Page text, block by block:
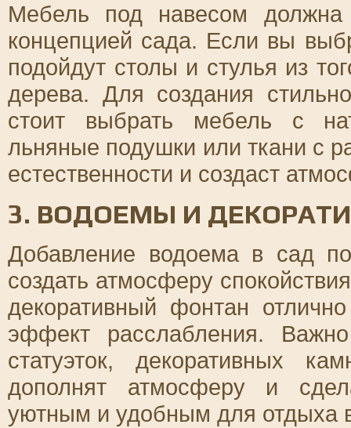
Мебель под навесом
концепцией сада. Если вы
подойдут столы и стулья из
дерева. Для создания
стоит выбрать мебель с
льняные подушки или ткани с
естественности и создаст
3. ВОДОЕМЫ И
Добавление водоема в сад
создать атмосферу
декоративный фонтан
эффект расслабления.
статуэток, декоративных
дополнят атмосферу и
уютным и удобным для отдыха